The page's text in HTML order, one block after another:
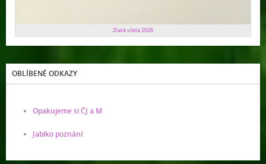
Zlatá včela 2026
OBLÍBENÉ ODKAZY
Opakujeme si ČJ a M
Jablko poznání